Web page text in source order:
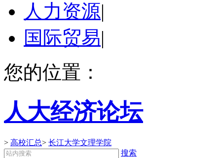
人力资源|
国际贸易|
您的位置：
人大经济论坛
> 高校汇总> 长江大学文理学院
搜索